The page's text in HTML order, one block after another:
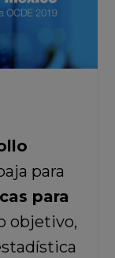
para
para
objetivo,